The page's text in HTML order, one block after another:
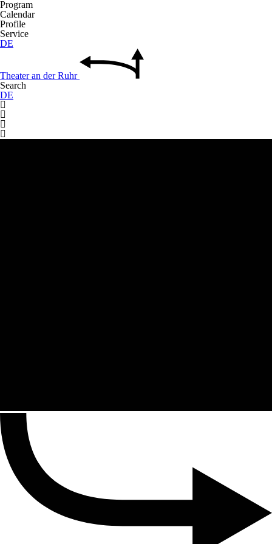
Program
Calendar
Profile
Service
DE
Theateran derRuhr
Search
DE



